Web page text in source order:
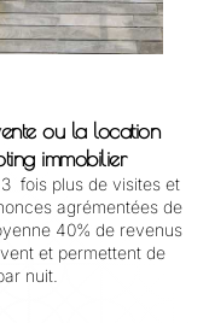
ou la location
immobilier
fois plus de visites et
agrémentées de
40% de revenus
et permettent de
nuit.